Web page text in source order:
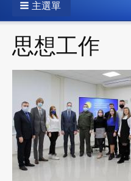
主選單
思想工作